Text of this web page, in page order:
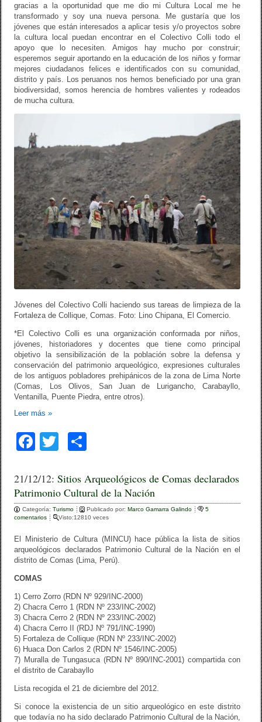
gracias a la oportunidad que me dio mi Cultura Local me he
transformado y soy una nueva persona. Me gustaría que los
jóvenes que están interesados a aplicar tesis y/o proyectos sobre
la cultura local puedan encontrar en el Colectivo Colli todo el
apoyo que lo necesiten. Amigos hay mucho por construir;
esperemos seguir aportando en la educación de los niños y formar
mejores ciudadanos felices e identificados con su comunidad,
distrito y país. Los peruanos nos hemos beneficiado por una gran
biodiversidad, somos herencia de hombres valientes y rodeados
de mucha cultura.
Jóvenes del Colectivo Colli haciendo sus tareas de limpieza de la
Fortaleza de Collique, Comas. Foto: Lino Chipana, El Comercio.
*El Colectivo Colli es una organización conformada por niños,
jóvenes, historiadores y docentes que tiene como principal
objetivo la sensibilización de la población sobre la defensa y
conservación del patrimonio arqueológico, expresiones culturales
de los antiguos pobladores prehipánicos de la zona de Lima Norte
(Comas, Los Olivos, San Juan de Lurigancho, Carabayllo,
Ventanilla, Puente Piedra, entre otros).
Leer más»
F
c
e
b
o
o
k
tt
er
m
p
ar
tir
21/12/12:Sitios Arqueológicos de Comas declarados
Patrimonio Cultural de la Nación
Categoría:Turismo Publicado por:Marco Gamarra Galindo
5
comentarios
Visto:12810 veces
El Ministerio de Cultura (MINCU) hace pública la lista de sitios
arqueológicos declarados Patrimonio Cultural de la Nación en el
distrito de Comas (Lima, Perú).
COMAS
1) Cerro Zorro (RDN Nº 929/INC-2000)
2) Chacra Cerro 1 (RDN Nº 233/INC-2002)
3) Chacra Cerro 2 (RDN Nº 233/INC-2002)
4) Chacra Cerro II (RDJ Nº 791/INC-1990)
5) Fortaleza de Collique (RDN Nº 233/INC-2002)
6) Huaca Don Carlos 2 (RDN Nº 1546/INC-2005)
7) Muralla de Tungasuca (RDN Nº 890/INC-2001) compartida con
el distrito de Carabayllo
Lista recogida el 21 de diciembre del 2012.
Si conoce la existencia de un sitio arqueológico en este distrito
que todavía no ha sido declarado Patrimonio Cultural de la Nación,